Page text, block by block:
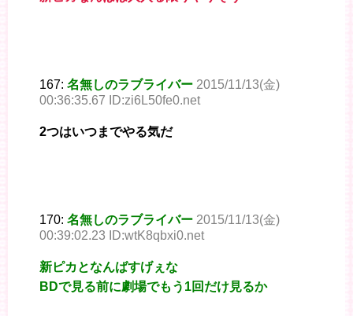
167: 名無しのラブライバー 2015/11/13(金)
00:36:35.67 ID:zi6L50fe0.net
2つはいつまでやる気だ
170: 名無しのラブライバー 2015/11/13(金)
00:39:02.23 ID:wtK8qbxi0.net
新ピカとなんばすげぇな
BDで見る前に劇場でもう1回だけ見るか